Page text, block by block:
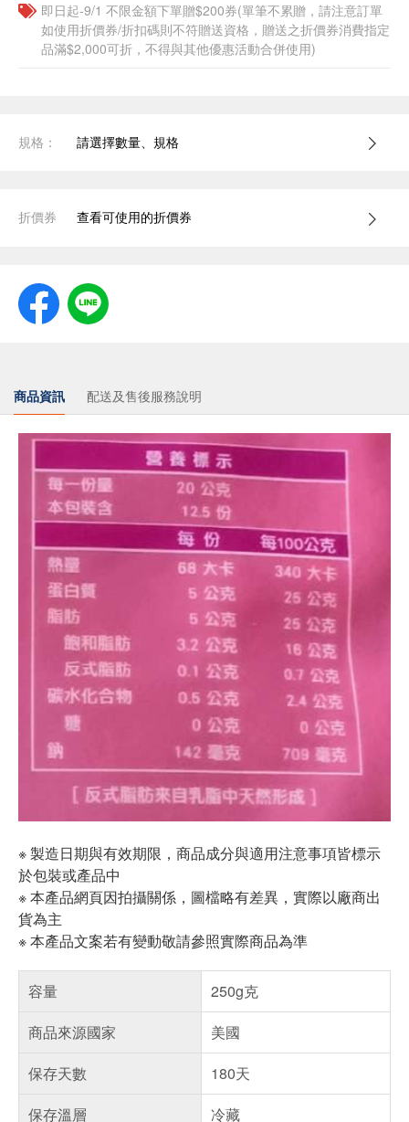
即日起-9/1 不限金額下單贈$200券(單筆不累贈，請注意訂單
如使用折價券/折扣碼則不符贈送資格，贈送之折價券消費指定
品滿$2,000可折，不得與其他優惠活動合併使用)
規格： 請選擇數量、規格
折價券 查看可使用的折價券
商品資訊 配送及售後服務說明
※ 製造日期與有效期限，商品成分與適用注意事項皆標示
於包裝或產品中
※ 本產品網頁因拍攝關係，圖檔略有差異，實際以廠商出
貨為主
※ 本產品文案若有變動敬請參照實際商品為準
容量
250g克
商品來源國家
美國
保存天數
180天
保存溫層
冷藏